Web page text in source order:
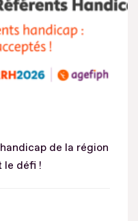
de la région
le défi !